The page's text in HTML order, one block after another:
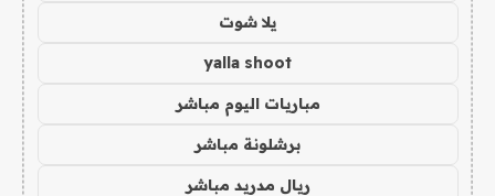
يلا شوت
yalla shoot
مباريات اليوم مباشر
برشلونة مباشر
ريال مدريد مباشر